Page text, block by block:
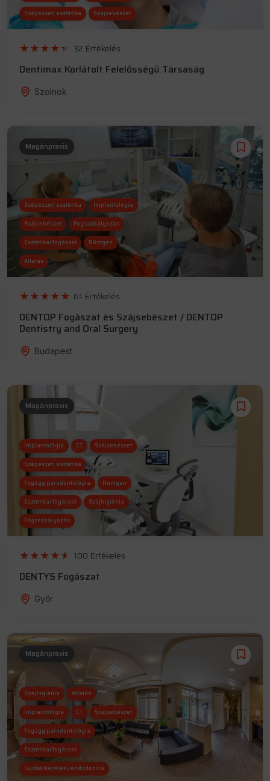
Szépészeti esztétika Szájsebészet
32 Értékelés
Dentimax Korlátolt Felelősségű Társaság
Szolnok
Magánpraxis
Szépészeti esztétika Implantológia
Szájsebészet Fogszabályozás
Esztétikai fogászat Röntgen
Altatás
61 Értékelés
DENTOP Fogászat és Szájsebészet / DENTOP
Dentistry and Oral Surgery
Budapest
Magánpraxis
Implantológia CT Szájsebészet
Szépészeti esztétika
Fogágy parodontológia Röntgen
Esztétikai fogászat Szájhigiénia
Fogszabályozás
100 Értékelés
DENTYS Fogászat
Győr
Magánpraxis
Szájhigiénia Altatás
Implantológia CT Szájsebészet
Fogágy parodontológia
Esztétikai fogászat
Gyökérkezelés / endodoncia